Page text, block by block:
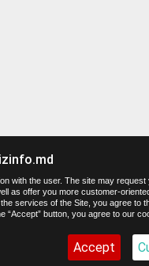
with the user. The site may
as offer you more customer-
services of the Site, you agree to
“Accept” button, you agree to our
Accept